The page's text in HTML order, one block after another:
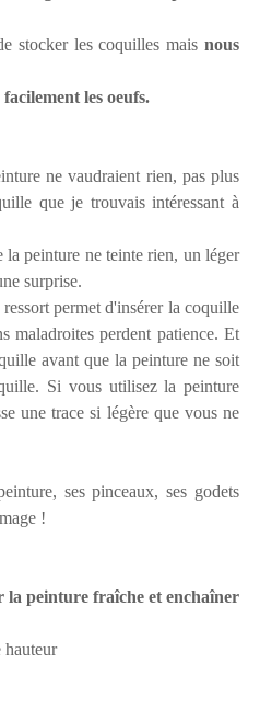
stocker les coquilles mais nous
les oeufs.
ne vaudraient rien, pas plus
que je trouvais intéressant à
peinture ne teinte rien, un léger
surprise.
permet d'insérer la coquille
maladroites perdent patience. Et
avant que la peinture ne soit
Si vous utilisez la peinture
une trace si légère que vous ne
ses pinceaux, ses godets
!
la peinture fraîche et enchaîner
hauteur